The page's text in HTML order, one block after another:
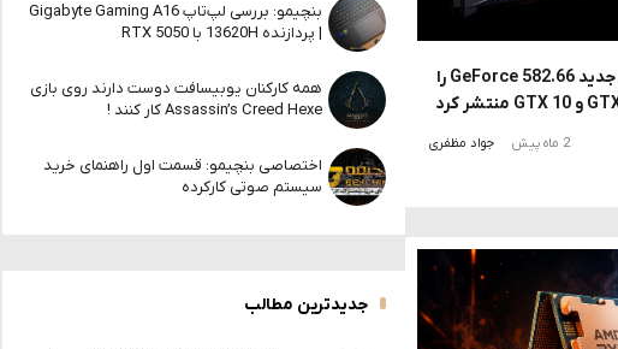
انویدیا درایور امنیتی جدید GeForce 582.66 را
2 ماه پیش جواد مظفری
بنچیمو: بررسی لپ‌تاپ Gigabyte Gaming A16
| پردازنده 13620H با RTX 5050
همه کارکنان یوبیسافت دوست دارند روی بازی
Assassin’s Creed Hexe کار کنند !
اختصاصی بنچیمو: قسمت اول راهنمای خرید
سیستم صوتی کارکرده
جدیدترین مطالب